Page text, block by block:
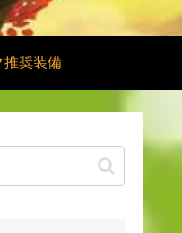
推奨装備